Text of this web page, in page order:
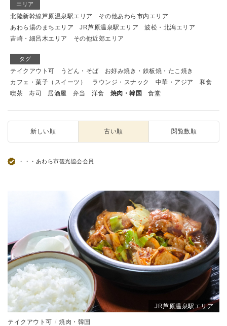
エリア
北陸新幹線芦原温泉駅エリア
その他あわら市内エリア
あわら湯のまちエリア
JR芦原温泉駅エリア
波松・北潟エリア
吉崎・細呂木エリア
その他近郊エリア
タグ
テイクアウト可 うどん・そば
お好み焼き・鉄板焼・たこ焼き
カフェ・菓子（スイーツ）
ラウンジ・スナック 中華・アジア
和食
喫茶
寿司 居酒屋 弁当 洋食 焼肉・韓国 食堂
新しい順 古い順 閲覧数順
・・・あわら市観光協会会員
JR芦原温泉駅エリア
テイクアウト可 焼肉・韓国